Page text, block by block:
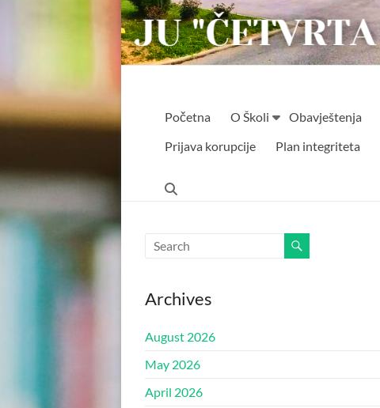
"ČETVRTA
OSNOVNA
ŠKOLA"
FEDERACIJA
HERCEGOVINE
KANTON
SARAJEVO
OPĆINA
Početna O Školi Obavještenja
Prijava korupcije
Plan integriteta
Archives
August 2026
May 2026
April 2026